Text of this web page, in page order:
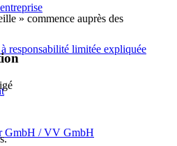
responsabilité limitée expliquée
GmbH / VV GmbH
» commence auprès des